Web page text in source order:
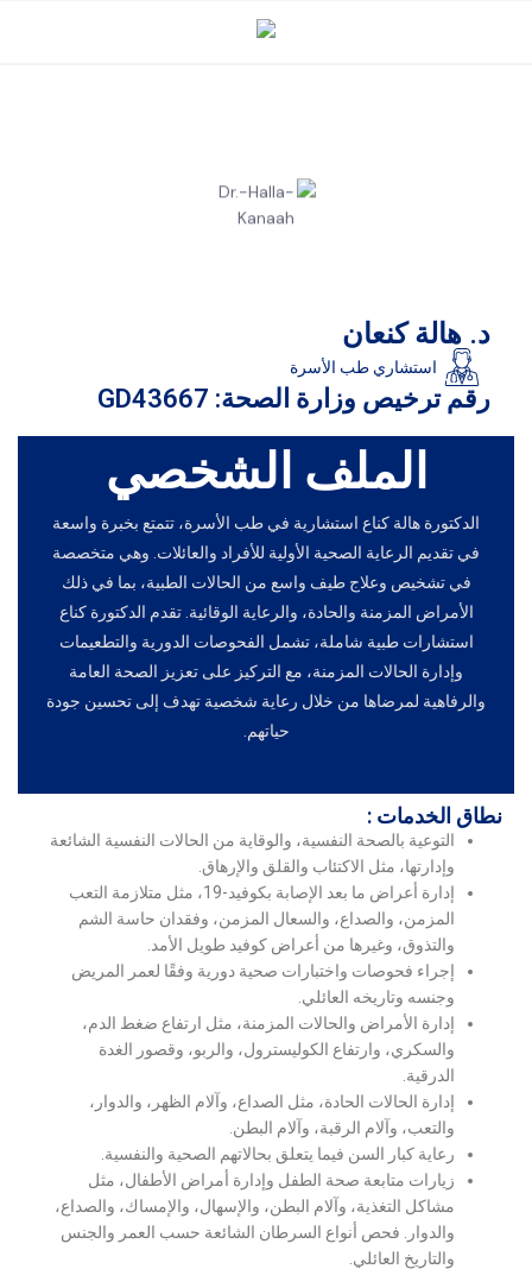
د. هالة كنعان
استشاري طب الأسرة
رقم ترخيص وزارة الصحة: ​​GD43667
الملف الشخصي
الدكتورة هالة كناع استشارية في طب الأسرة، تتمتع بخبرة واسعة
في تقديم الرعاية الصحية الأولية للأفراد والعائلات. وهي متخصصة
في تشخيص وعلاج طيف واسع من الحالات الطبية، بما في ذلك
الأمراض المزمنة والحادة، والرعاية الوقائية. تقدم الدكتورة كناع
استشارات طبية شاملة، تشمل الفحوصات الدورية والتطعيمات
وإدارة الحالات المزمنة، مع التركيز على تعزيز الصحة العامة
والرفاهية لمرضاها من خلال رعاية شخصية تهدف إلى تحسين جودة
حياتهم.
نطاق الخدمات :
التوعية بالصحة النفسية، والوقاية من الحالات النفسية الشائعة
وإدارتها، مثل الاكتئاب والقلق والإرهاق.
إدارة أعراض ما بعد الإصابة بكوفيد-19، مثل متلازمة التعب
المزمن، والصداع، والسعال المزمن، وفقدان حاسة الشم
والتذوق، وغيرها من أعراض كوفيد طويل الأمد.
إجراء فحوصات واختبارات صحية دورية وفقًا لعمر المريض
وجنسه وتاريخه العائلي.
إدارة الأمراض والحالات المزمنة، مثل ارتفاع ضغط الدم،
والسكري، وارتفاع الكوليسترول، والربو، وقصور الغدة
الدرقية.
إدارة الحالات الحادة، مثل الصداع، وآلام الظهر، والدوار،
والتعب، وآلام الرقبة، وآلام البطن.
رعاية كبار السن فيما يتعلق بحالاتهم الصحية والنفسية.
زيارات متابعة صحة الطفل وإدارة أمراض الأطفال، مثل
مشاكل التغذية، وآلام البطن، والإسهال، والإمساك، والصداع،
والدوار. فحص أنواع السرطان الشائعة حسب العمر والجنس
والتاريخ العائلي.